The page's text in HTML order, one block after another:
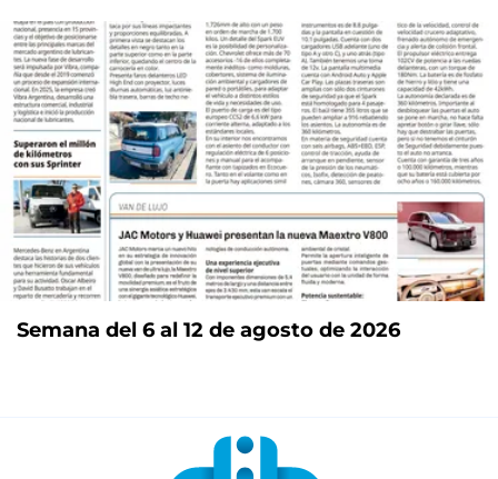
Semana del 6 al 12 de agosto de 2026